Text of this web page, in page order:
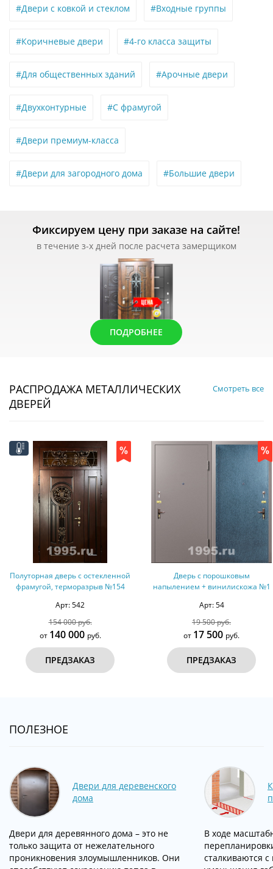
#Двери с ковкой и стеклом #Входные группы
#Коричневые двери #4-го класса защиты
#Для общественных зданий #Арочные двери
#Двухконтурные #С фрамугой
#Двери премиум-класса
#Двери для загородного дома #Большие двери
Фиксируем цену при заказе на сайте!
в течение з-х дней после расчета замерщиком
ПОДРОБНЕЕ
РАСПРОДАЖА МЕТАЛЛИЧЕСКИХ
ДВЕРЕЙ
Смотреть все
остекленной
№154
Дверь с порошковым
напылением + винилискожа №1
ПРЕДЗАКАЗ
Дверь с
ПОЛЕЗНОЕ
Двери для деревенского
дома
Двери для деревянного дома – это не
только защита от нежелательного
проникновения злоумышленников. Они
В ходе
сталкиваются